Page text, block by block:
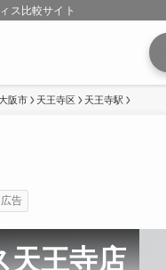
ス比較サイト
阪市 天王寺区 天王寺駅
広告
天王寺店